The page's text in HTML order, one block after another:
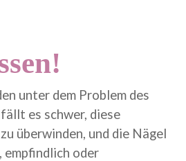
unter dem Problem des
es schwer, diese
überwinden, und die Nägel
empfindlich oder